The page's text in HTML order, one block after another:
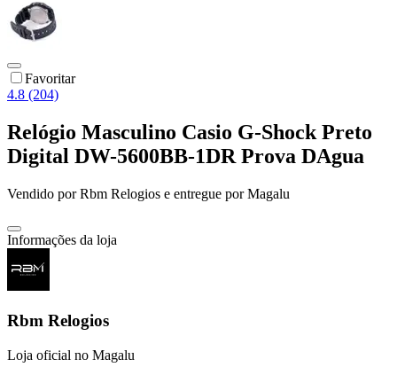
Favoritar
4.8 (204)
Relógio Masculino Casio G-Shock Preto
Digital DW-5600BB-1DR Prova DAgua
Vendido porRbm Relogios e entregue por Magalu
Informações da loja
Rbm Relogios
Loja oficial no Magalu